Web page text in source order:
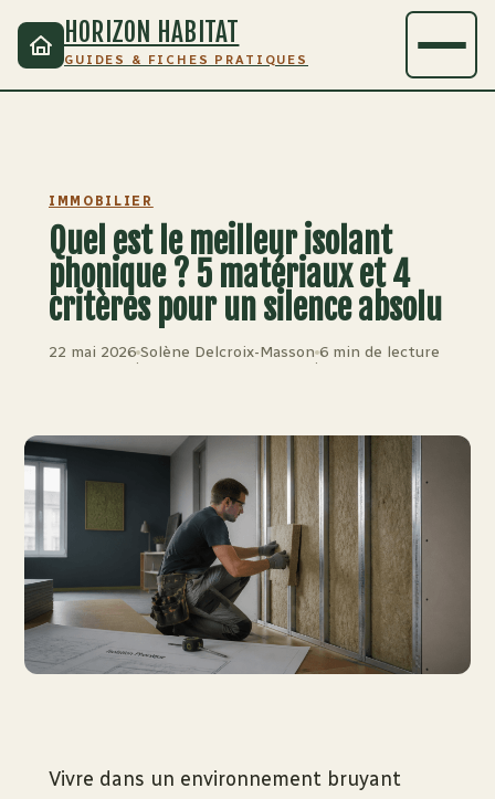
HORIZON HABITAT
GUIDES & FICHES PRATIQUES
IMMOBILIER
Quel est le meilleur isolant
phonique ? 5 matériaux et 4
critères pour un silence absolu
22 mai 2026
·
Solène Delcroix-Masson
·
6 min de lecture
Vivre dans un environnement bruyant